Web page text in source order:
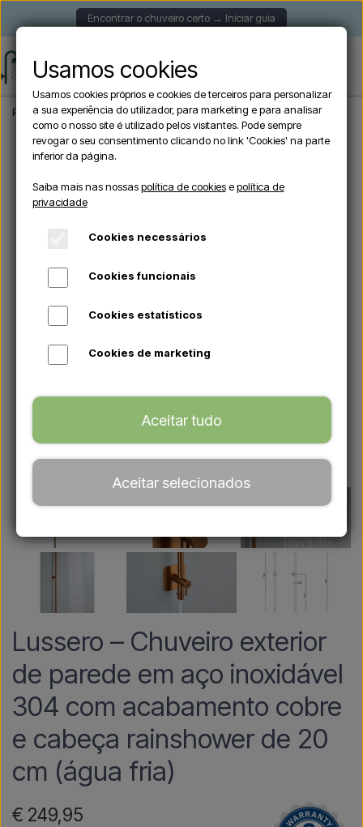
Encontrar o chuveiro certo → Iniciar guia
Página inicial Chuveiros de jardim Chuveiros exteriores de parede
Lussero – Chuveiro exterior
de parede em aço inoxidável
304 com acabamento cobre
e cabeça rainshower de 20
cm (água fria)
€ 249,95
Usamos cookies
Usamos cookies próprios e cookies de terceiros para personalizar
a sua experiência do utilizador, para marketing e para analisar
como o nosso site é utilizado pelos visitantes. Pode sempre
revogar o seu consentimento clicando no link 'Cookies' na parte
inferior da página.
Saiba mais nas nossaspolítica de cookiesepolítica de
privacidade
Cookies necessários
Cookies funcionais
Cookies estatísticos
Cookies de marketing
Aceitar tudo
Aceitar selecionados